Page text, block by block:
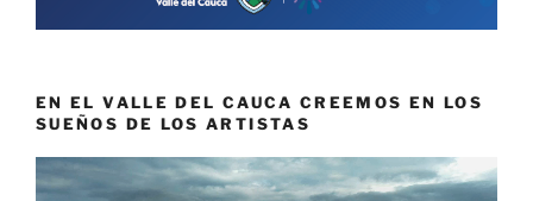
EN EL VALLE DEL CAUCA CREEMOS EN LOS
SUEÑOS DE LOS ARTISTAS
Reproductor